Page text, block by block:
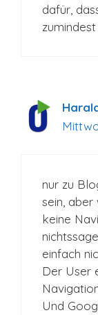
dafür,
nur zu
sein,
keine
einfach
Der User
Und